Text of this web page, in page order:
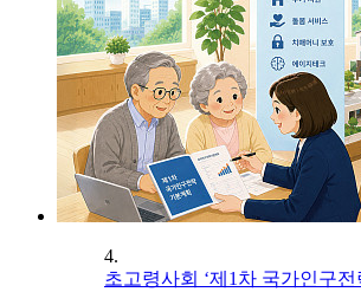
4.
초고령사회 ‘제1차 국가인구